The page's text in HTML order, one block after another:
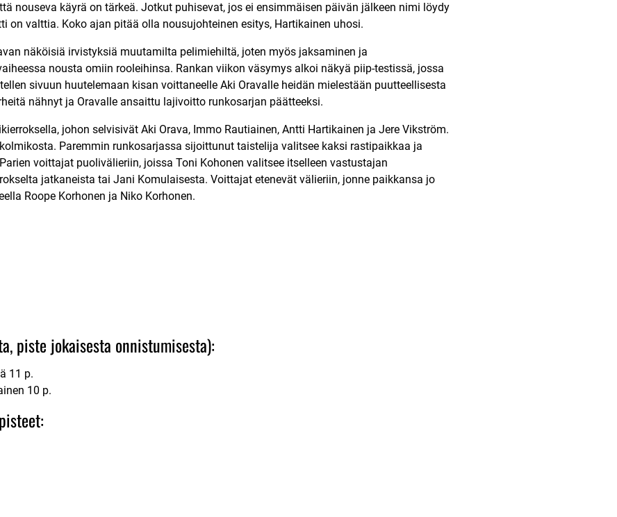
nouseva käyrä on tärkeä. Jotkut puhisevat, jos ei ensimmäisen päivän jälkeen nimi löydy
on valttia. Koko ajan pitää olla nousujohteinen esitys, Hartikainen uhosi.
näköisiä irvistyksiä muutamilta pelimiehiltä, joten myös jaksaminen ja
nousta omiin rooleihinsa. Rankan viikon väsymys alkoi näkyä piip-testissä, jossa
sivuun huutelemaan kisan voittaneelle Aki Oravalle heidän mielestään puutteellisesta
nähnyt ja Oravalle ansaittu lajivoitto runkosarjan päätteeksi.
johon selvisivät Aki Orava, Immo Rautiainen, Antti Hartikainen ja Jere Vikström.
Paremmin runkosarjassa sijoittunut taistelija valitsee kaksi rastipaikkaa ja
voittajat puolivälieriin, joissa Toni Kohonen valitsee itselleen vastustajan
jatkaneista tai Jani Komulaisesta. Voittajat etenevät välieriin, jonne paikkansa jo
Roope Korhonen ja Niko Korhonen.
piste jokaisesta onnistumisesta):
11 p.
10 p.